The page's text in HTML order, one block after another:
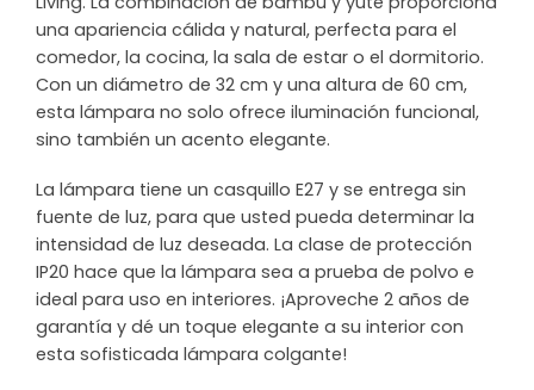
una apariencia cálida y natural, perfecta para el
comedor, la cocina, la sala de estar o el dormitorio.
Con un diámetro de 32 cm y una altura de 60 cm,
esta lámpara no solo ofrece iluminación funcional,
sino también un acento elegante.
La lámpara tiene un casquillo E27 y se entrega sin
fuente de luz, para que usted pueda determinar la
intensidad de luz deseada. La clase de protección
IP20 hace que la lámpara sea a prueba de polvo e
ideal para uso en interiores. ¡Aproveche 2 años de
garantía y dé un toque elegante a su interior con
esta sofisticada lámpara colgante!